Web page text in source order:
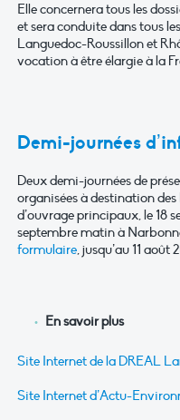
Elle concernera tous les
et sera conduite dans tous
Languedoc-Roussillon et
vocation à être élargie à la
Demi-journées
Deux demi-journées de
organisées à destination
d’ouvrage principaux, le 18
septembre matin à
formulaire, jusqu’au 11 août
En savoir plus
Site Internet de la DREAL
Site Internet d’Actu-